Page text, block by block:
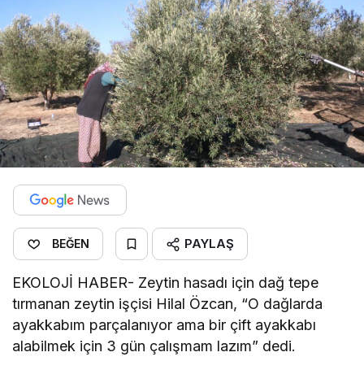
BEĞEN PAYLAŞ
EKOLOJİ HABER- Zeytin hasadı için dağ tepe
tırmanan zeytin işçisi Hilal Özcan, “O dağlarda
ayakkabım parçalanıyor ama bir çift ayakkabı
alabilmek için 3 gün çalışmam lazım” dedi.